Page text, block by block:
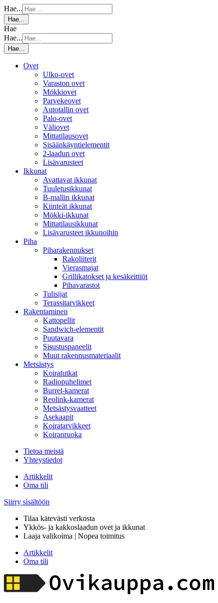
Hae...
Hae...
Hae
Hae...
Hae...
Ovet
Ulko-ovet
Varaston ovet
Mökkiovet
Parvekeovet
Autotallin ovet
Palo-ovet
Väliovet
Mittatilausovet
Sisäänkäyntielementit
2-laadun ovet
Lisävarusteet
Ikkunat
Avattavat ikkunat
Tuuletusikkunat
B-mallin ikkunat
Kiinteät ikkunat
Mökki-ikkunat
Mittatilausikkunat
Lisävarusteet ikkunoihin
Piha
Piharakennukset
Rakoliiterit
Vierasmajat
Grillikatokset ja kesäkeittiöt
Pihavarastot
Tulisijat
Terassitarvikkeet
Rakentaminen
Kattopellit
Sandwich-elementit
Puutavara
Sisustuspaneelit
Muut rakennusmateriaalit
Metsästys
Koiratutkat
Radiopuhelimet
Burrel-kamerat
Reolink-kamerat
Metsästysvaatteet
Asekaapit
Koiratarvikkeet
Koiranruoka
Tietoa meistä
Yhteystiedot
Artikkelit
Oma tili
Siirry sisältöön
Tilaa kätevästi verkosta
Ykkös- ja kakkoslaadun ovet ja ikkunat
Laaja valikoima | Nopea toimitus
Artikkelit
Oma tili